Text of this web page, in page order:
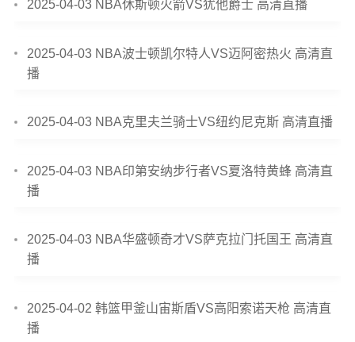
2025-04-03 NBA休斯顿火箭VS犹他爵士 高清直播
2025-04-03 NBA波士顿凯尔特人VS迈阿密热火 高清直
播
2025-04-03 NBA克里夫兰骑士VS纽约尼克斯 高清直播
2025-04-03 NBA印第安纳步行者VS夏洛特黄蜂 高清直
播
2025-04-03 NBA华盛顿奇才VS萨克拉门托国王 高清直
播
2025-04-02 韩篮甲釜山宙斯盾VS高阳索诺天枪 高清直
播